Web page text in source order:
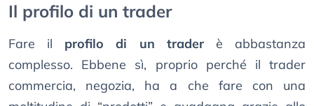
Il profilo di un trader
Fare il profilo di un traderè abbastanza
complesso. Ebbene sì, proprio perché il trader
commercia, negozia, ha a che fare con una